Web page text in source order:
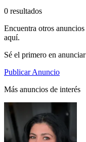
0 resultados
Encuentra otros
aquí.
Sé el primero en
Publicar Anuncio
Más anuncios de interés